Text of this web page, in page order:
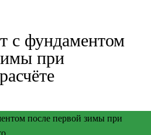
с фундаментом
при